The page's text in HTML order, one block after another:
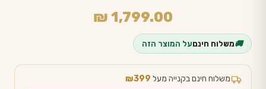
₪ 1,799.00
🚚משלוח חינםעל המוצר הזה
משלוח חינם בקנייה מעל ₪399